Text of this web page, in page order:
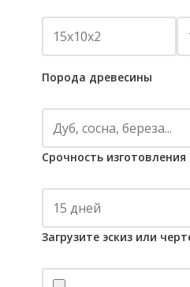
Порода древесины
Срочность изготовления
Загрузите эскиз или